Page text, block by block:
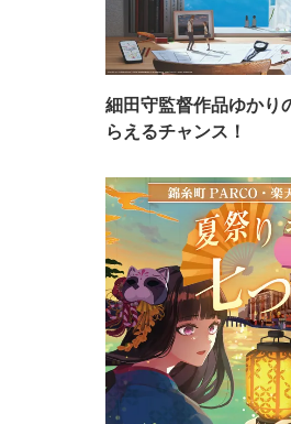
細田守監督作品ゆかり
らえるチャンス！